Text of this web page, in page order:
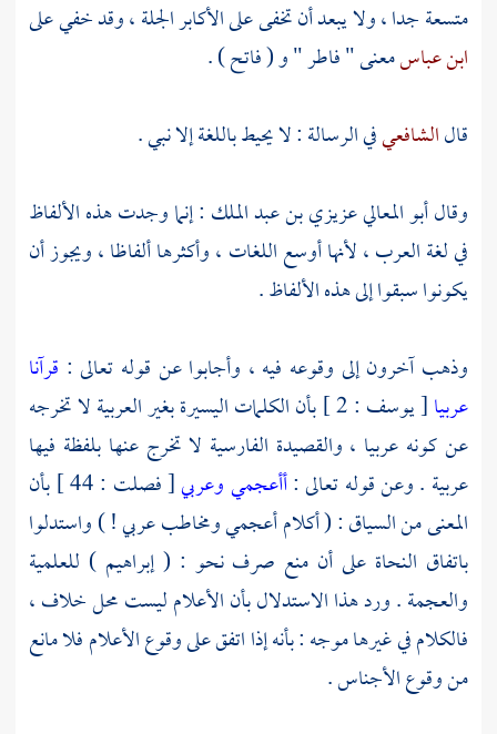
متسعة جدا ، ولا يبعد أن تخفى على الأكابر الجلة ، وقد خفي على
ابن عباسمعنى " فاطر " و ( فاتح ) .
قالالشافعيفي الرسالة : لا يحيط باللغة إلا نبي .
وقالأبو المعالي عزيزي بن عبد الملك : إنما وجدت هذه الألفاظ
في لغة العرب ، لأنها أوسع اللغات ، وأكثرها ألفاظا ، ويجوز أن
يكونوا سبقوا إلى هذه الألفاظ .
وذهب آخرون إلى وقوعه فيه ، وأجابوا عن قوله تعالى : قرآنا
عربيا
[ يوسف : 2 ] بأن الكلمات اليسيرة بغير العربية لا تخرجه
عن كونه عربيا ، والقصيدة الفارسية لا تخرج عنها بلفظة فيها
عربية . وعن قوله تعالى :أأعجمي وعربي
[ فصلت : 44 ] بأن
المعنى من السياق : ( أكلام أعجمي ومخاطب عربي ! ) واستدلوا
باتفاق النحاة على أن منع صرف نحو : ( إبراهيم ) للعلمية
والعجمة . ورد هذا الاستدلال بأن الأعلام ليست محل خلاف ،
فالكلام في غيرها موجه : بأنه إذا اتفق على وقوع الأعلام فلا مانع
من وقوع الأجناس .